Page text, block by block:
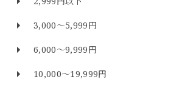
3,000～5,999円
6,000～9,999円
10,000～19,999円